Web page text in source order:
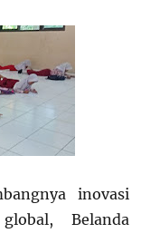
inovasi
Belanda